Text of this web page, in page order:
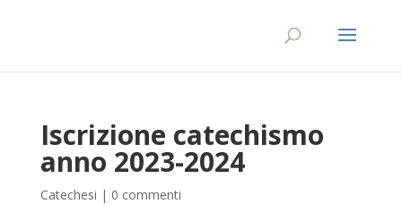
Iscrizione catechismo
anno 2023-2024
Catechesi | 0 commenti